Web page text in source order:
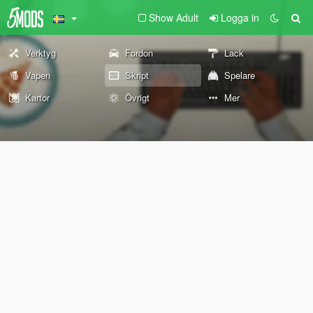
Show Adult Logga in
Verktyg Fordon
Lack
Vapen
Skript
Spelare
Kartor
Övrigt Mer